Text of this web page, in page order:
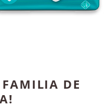
FAMILIA DE